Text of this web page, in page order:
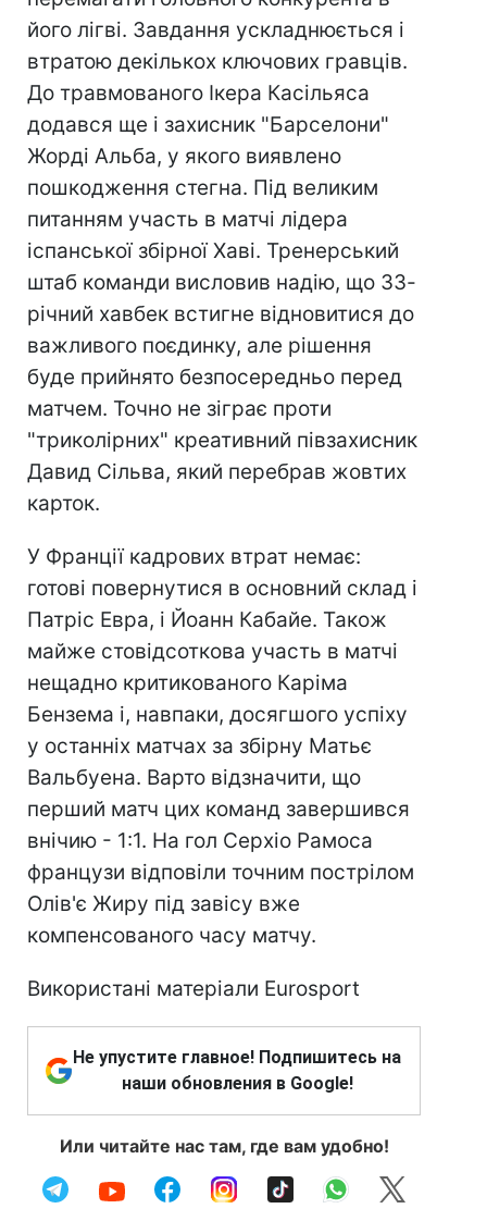
його лігві. Завдання ускладнюється і
втратою декількох ключових гравців.
До травмованого Ікера Касільяса
додався ще і захисник "Барселони"
Жорді Альба, у якого виявлено
пошкодження стегна. Під великим
питанням участь в матчі лідера
іспанської збірної Хаві. Тренерський
штаб команди висловив надію, що 33-
річний хавбек встигне відновитися до
важливого поєдинку, але рішення
буде прийнято безпосередньо перед
матчем. Точно не зіграє проти
"триколірних" креативний півзахисник
Давид Сільва, який перебрав жовтих
карток.
У Франції кадрових втрат немає:
готові повернутися в основний склад і
Патріс Евра, і Йоанн Кабайе. Також
майже стовідсоткова участь в матчі
нещадно критикованого Каріма
Бензема і, навпаки, досягшого успіху
у останніх матчах за збірну Матьє
Вальбуена. Варто відзначити, що
перший матч цих команд завершився
внічию - 1:1. На гол Серхіо Рамоса
французи відповіли точним пострілом
Олів'є Жиру під завісу вже
компенсованого часу матчу.
Використані матеріали Eurosport
Не упустите главное! Подпишитесь на
наши обновления в Google!
Или читайте нас там, где вам удобно!